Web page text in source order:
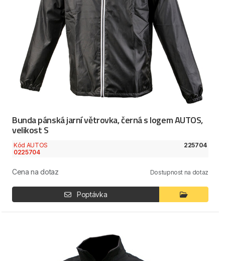
Bunda pánská jarní větrovka, černá s logem AUTOS,
velikost S
Kód AUTOS
0225704
225704
Cena na dotaz Dostupnost na dotaz
Poptávka